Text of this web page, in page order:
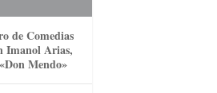
de Comedias
Imanol Arias,
Mendo»